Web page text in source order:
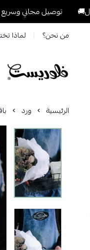
مجاني وسريع وبنفس اليوم
من نحن؟ لماذا
فلوريست Florist
الرئيسية ورد